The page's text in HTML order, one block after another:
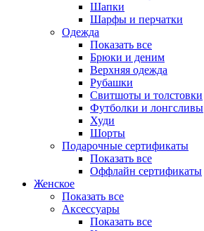
Шапки
Шарфы и перчатки
Одежда
Показать все
Брюки и деним
Верхняя одежда
Рубашки
Свитшоты и толстовки
Футболки и лонгсливы
Худи
Шорты
Подарочные сертификаты
Показать все
Оффлайн сертификаты
Женское
Показать все
Аксессуары
Показать все